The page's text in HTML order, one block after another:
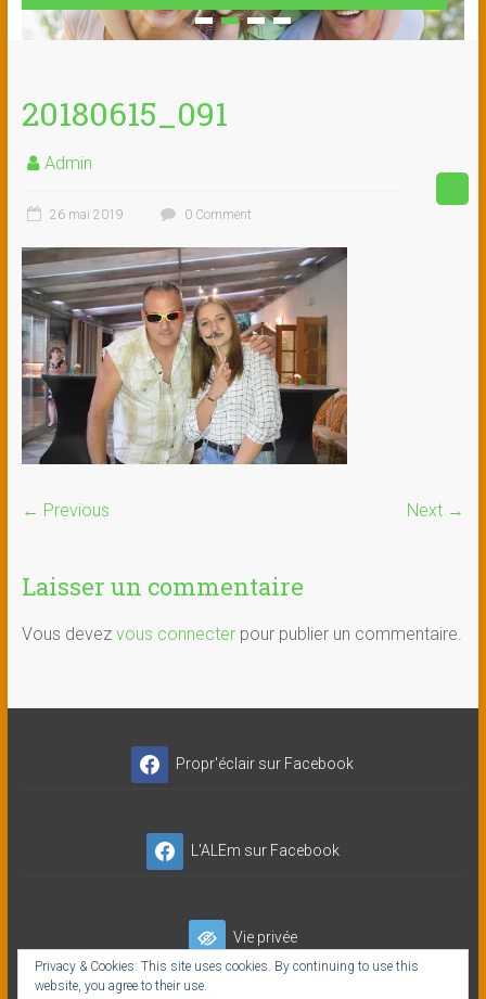
20180615_091
Admin
26 mai 2019 0 Comment
← Previous Next →
Laisser un commentaire
Vous devez vous connecterpour publier un commentaire.
Propr'éclair sur Facebook
L'ALEm sur Facebook
Vie privée
Privacy & Cookies: This site uses cookies. By continuing to use this
website, you agree to their use.